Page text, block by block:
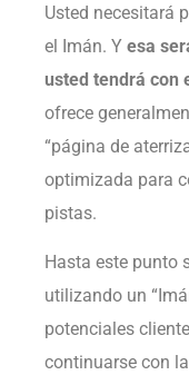
Usted necesitará
el Imán. Y esa
usted tendrá con
ofrece
“página de
optimizada para
pistas.
Hasta este punto
utilizando un
potenciales
continuarse con